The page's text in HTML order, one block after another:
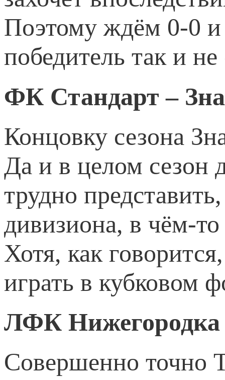
Поэтому ждём 0-0 и
победитель так и
ФК Стандарт –
Концовку сезона
Да и в целом сезон
трудно
дивизиона, в чём-
Хотя, как
играть в кубковом
ЛФК
Совершенно точно